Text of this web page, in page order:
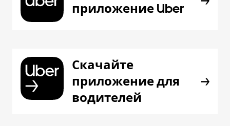
приложение Uber
Скачайте
приложение для
водителей